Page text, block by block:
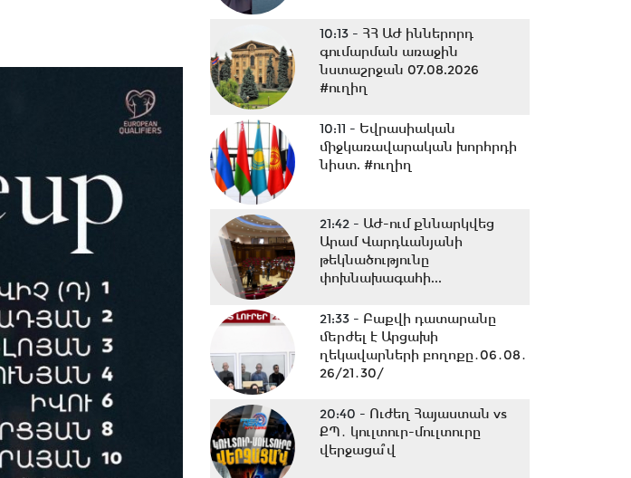
10:13 - ՀՀ ԱԺ իններորդ
գումարման առաջին
նստաշրջան 07.08.2026
#ուղիղ
10:11 - Եվրասիական
միջկառավարական խորհրդի
նիստ. #ուղիղ
21:42 - ԱԺ-ում քննարկվեց
Արամ Վարդևանյանի
թեկնածությունը
փոխնախագահի...
21:33 - Բաքվի դատարանը
մերժել է Արցախի
ղեկավարների բողոքը․06․08․
26/21․30/
20:40 - Ուժեղ Հայաստան vs
ՔՊ․ կուլտուր-մուլտուրը
վերջացա՞վ